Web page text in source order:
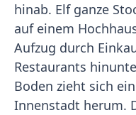
hinab. Elf ganze
auf einem
Aufzug durch
Restaurants
Boden zieht sich
Innenstadt herum.